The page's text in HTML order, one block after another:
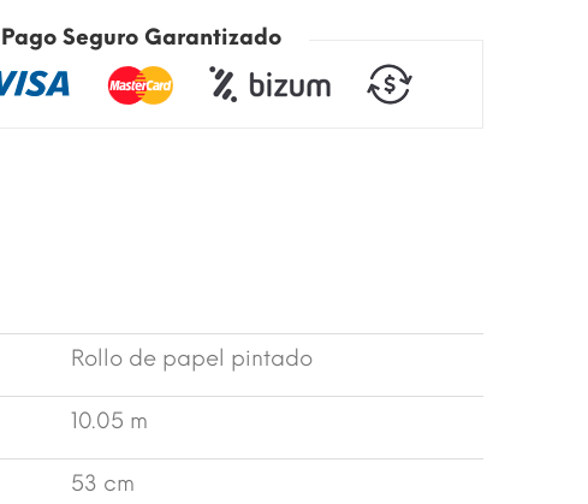
Pago Seguro Garantizado
Rollo de papel pintado
10.05 m
53 cm